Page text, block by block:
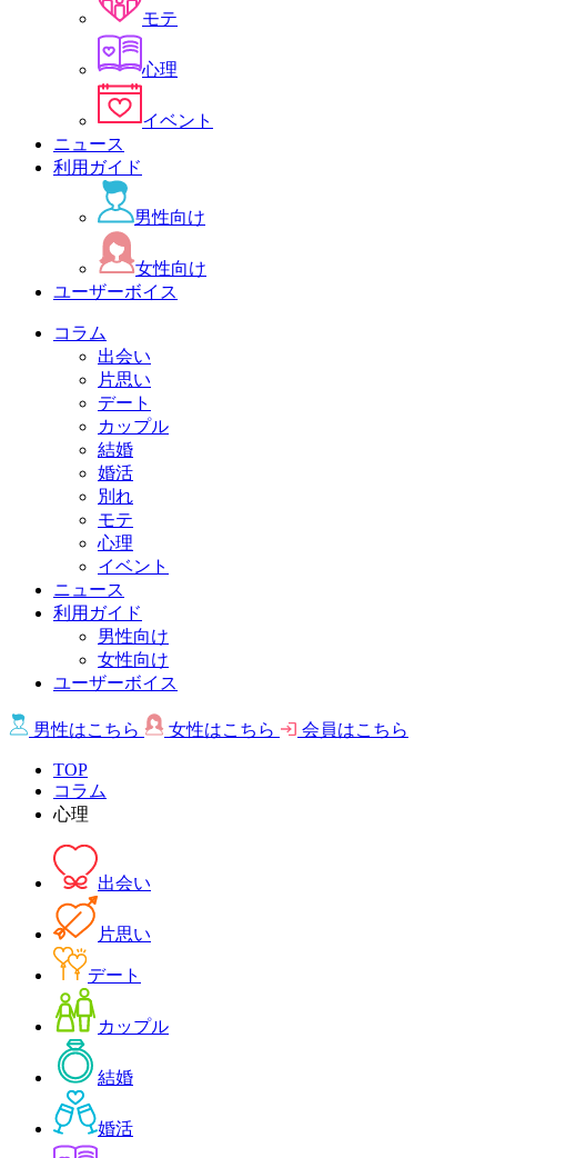
モテ
心理
イベント
ニュース
利用ガイド
男性向け
女性向け
ユーザーボイス
コラム
出会い
片思い
デート
カップル
結婚
婚活
別れ
モテ
心理
イベント
ニュース
利用ガイド
男性向け
女性向け
ユーザーボイス
男性はこちら 女性はこちら 会員はこちら
TOP
コラム
心理
出会い
片思い
デート
カップル
結婚
婚活